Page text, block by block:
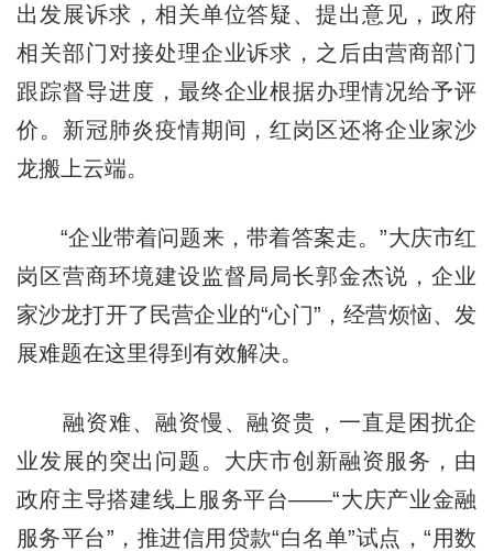
出发展诉求，相关单位答疑、提出意见，政府
相关部门对接处理企业诉求，之后由营商部门
跟踪督导进度，最终企业根据办理情况给予评
价。新冠肺炎疫情期间，红岗区还将企业家沙
龙搬上云端。
“企业带着问题来，带着答案走。”大庆市红
岗区营商环境建设监督局局长郭金杰说，企业
家沙龙打开了民营企业的“心门”，经营烦恼、发
展难题在这里得到有效解决。
融资难、融资慢、融资贵，一直是困扰企
业发展的突出问题。大庆市创新融资服务，由
政府主导搭建线上服务平台——“大庆产业金融
服务平台”，推进信用贷款“白名单”试点，“用数